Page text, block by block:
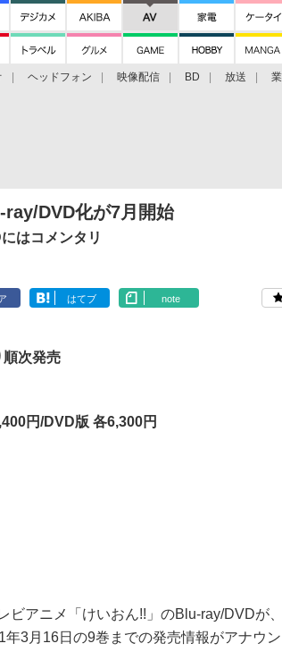
ヘッドフォン 映像配信 BD 放送
DVD化が7月開始
はコメンタリ
はてブ note
次発売
円/DVD版 各6,300円
アニメ「けいおん!!」のBlu-ray/DVDが
年3月16日の9巻までの発売情報がアナウ